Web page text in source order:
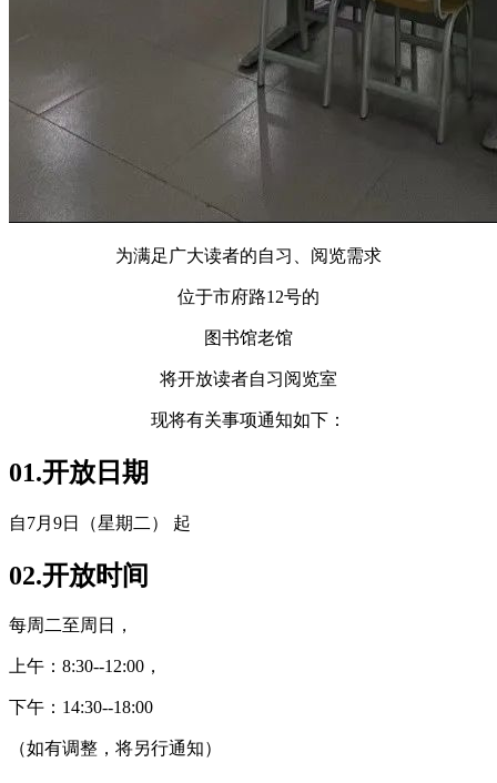
为满足广大读者的自习、阅览需求
位于市府路12号的
图书馆老馆
将开放读者自习阅览室
现将有关事项通知如下：
01.开放日期
自7月9日（星期二） 起
02.开放时间
每周二至周日，
上午：8:30--12:00，
下午：14:30--18:00
（如有调整，将另行通知）